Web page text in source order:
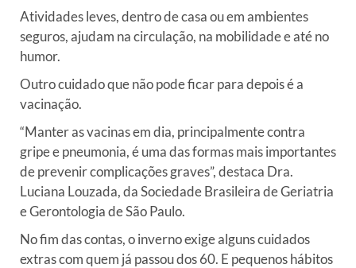
Atividades leves, dentro de casa ou em ambientes
seguros, ajudam na circulação, na mobilidade e até no
humor.
Outro cuidado que não pode ficar para depois é a
vacinação.
“Manter as vacinas em dia, principalmente contra
gripe e pneumonia, é uma das formas mais importantes
de prevenir complicações graves”, destaca Dra.
Luciana Louzada, da Sociedade Brasileira de Geriatria
e Gerontologia de São Paulo.
No fim das contas, o inverno exige alguns cuidados
extras com quem já passou dos 60. E pequenos hábitos